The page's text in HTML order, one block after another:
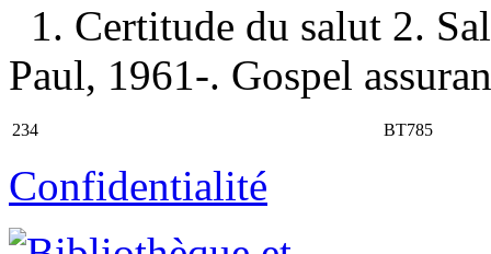
1. Certitude du salut 2.
Paul, 1961-. Gospel
234 BT785
Confidentialité